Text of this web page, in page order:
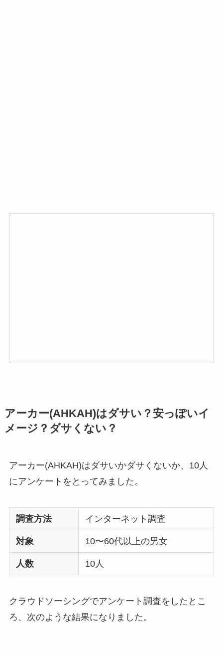
アーカー(AHKAH)はダサい？安っぽいイ
メージ？ダサくない？
アーカー(AHKAH)はダサいかダサくないか、10人
にアンケートをとってみました。
調査方法 インターネット調査
対象 10〜60代以上の男女
人数 10人
クラウドソーシングでアンケート調査をしたとこ
ろ、次のような結果になりました。